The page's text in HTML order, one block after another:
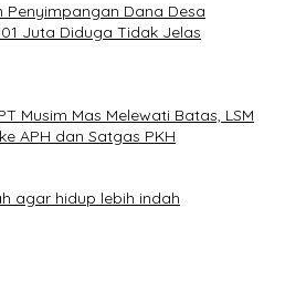
Penyimpangan Dana Desa
Juta Diduga Tidak Jelas
Musim Mas Melewati Batas, LSM
APH dan Satgas PKH
agar hidup lebih indah